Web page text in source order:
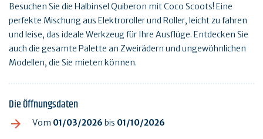
Besuchen Sie die Halbinsel Quiberon mit Coco Scoots! Eine
perfekte Mischung aus Elektroroller und Roller, leicht zu fahren
und leise, das ideale Werkzeug für Ihre Ausflüge. Entdecken Sie
auch die gesamte Palette an Zweirädern und ungewöhnlichen
Modellen, die Sie mieten können.
Die Öffnungsdaten
Vom 01/03/2026 bis 01/10/2026